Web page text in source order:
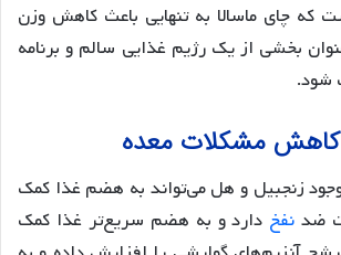
که چای ماسالا به تنهایی باعث کاهش وزن
بخشی از یک رژیم غذایی سالم و برنامه
شود.
مشکلات معده
وجود زنجبیل و هل می‌تواند به هضم غذا کمک
ضد نفخ دارد و به هضم سریع‌تر غذا کمک